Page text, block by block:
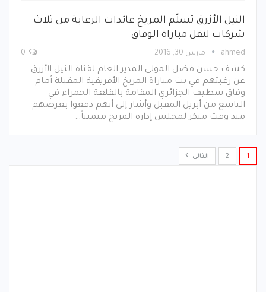
النيل الأزرق تسلّم المريخ عائدات الرعاية من ثلاث
شركات لنقل مباراة الوفاق
ahmed مارس 30, 2016
كشف حسن فضل المولى المدير العام لقناة النيل الأزرق
عن رغبتهم في بث مباراة المريخ الأفريقية المقبلة أمام
وفاق سطيف الجزائري المقامة بالقلعة الحمراء في
التاسع من أبريل المقبل وأشار إلى أنهم دفعوا بعرضهم
منذ وقت مبكر لمجلس إدارة المريخ متمنياً…
1
2 التالي